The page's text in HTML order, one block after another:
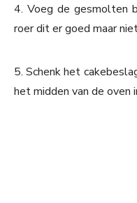
4. Voeg de gesmolten
roer dit er goed maar
5. Schenk het
het midden van de oven